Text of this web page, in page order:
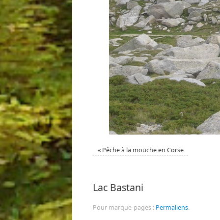
« Pêche à la mouche en Corse
Lac Bastani
Pour marque-pages : Permaliens.